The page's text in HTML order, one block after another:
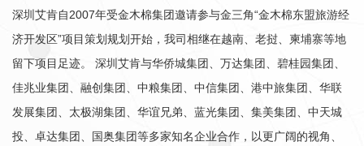
深圳艾肯自2007年受金木棉集团邀请参与金三角“金木棉东盟旅游经
济开发区”项目策划规划开始，我司相继在越南、老挝、柬埔寨等地
留下项目足迹。 深圳艾肯与华侨城集团、万达集团、碧桂园集团、
佳兆业集团、融创集团、中粮集团、中信集团、港中旅集团、华联
发展集团、太极湖集团、华谊兄弟、蓝光集团、集美集团、中天城
投、卓达集团、国奥集团等多家知名企业合作，以更广阔的视角、